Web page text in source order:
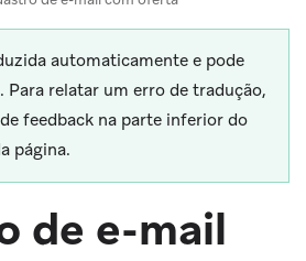
automaticamente e pode
Para relatar um erro de tradução,
feedback na parte inferior do
página.
de e-mail